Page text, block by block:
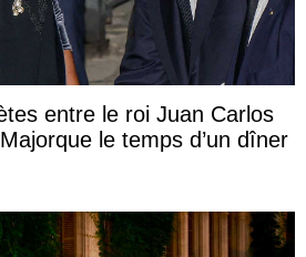
entre le roi Juan Carlos
le temps d’un dîner